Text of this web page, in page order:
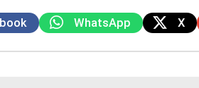
WhatsApp X